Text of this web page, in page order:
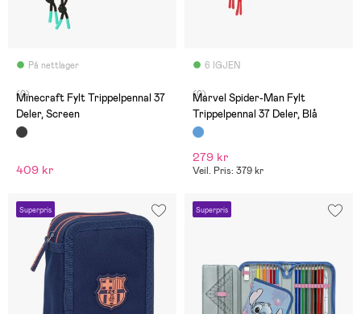
På nettlager
(0)
Minecraft Fylt Trippelpennal 37
Deler, Screen
409 kr
6 IGJEN
(0)
Marvel Spider-Man Fylt
Trippelpennal 37 Deler, Blå
279 kr
Veil. Pris: 379 kr
Superpris Superpris